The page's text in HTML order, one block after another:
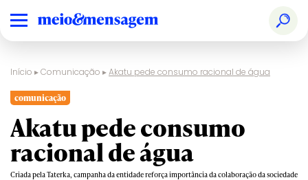
Início ▸Comunicação ▸Akatu pede consumo racional de água
comunicação
Akatu pede consumo
racional de água
Criada pela Taterka, campanha da entidade reforça importância da colaboração da sociedade